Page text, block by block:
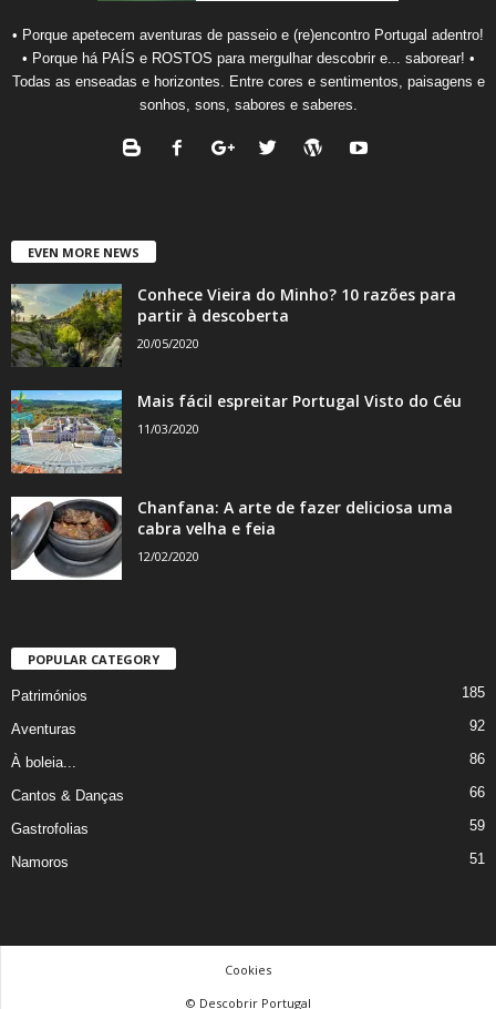
• Porque apetecem aventuras de passeio e (re)encontro Portugal adentro!
• Porque há PAÍS e ROSTOS para mergulhar descobrir e... saborear! •
Todas as enseadas e horizontes. Entre cores e sentimentos, paisagens e
sonhos, sons, sabores e saberes.
EVEN MORE NEWS
Conhece Vieira do Minho? 10 razões para
partir à descoberta
20/05/2020
Mais fácil espreitar Portugal Visto do Céu
11/03/2020
Chanfana: A arte de fazer deliciosa uma
cabra velha e feia
12/02/2020
POPULAR CATEGORY
Patrimónios 185
Aventuras 92
À boleia... 86
Cantos & Danças 66
Gastrofolias 59
Namoros 51
Cookies
© Descobrir Portugal